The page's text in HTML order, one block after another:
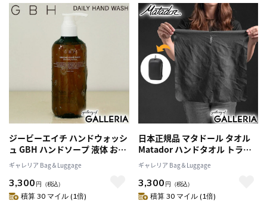
ジービーエイチ ハンドウォッシ
ュ GBH ハンドソープ 液体 おし
ゃれ ギフト シンプル ココナッ
ツ由来 デイリーハンドウォッシ
ュ スタイリッシュ ナチュラル
280ml DAILY HAND WASH
ギャレリア Bag＆Luggage
3,300 円 （税込）
積算 30 マイル (1倍)
日本正規品 マタドール タオル
Matador ハンドタオル トラベ
ルタオル ブランド 吸水 薄手 薄
い ナノファイバー ケース付き
乾燥 コンパクト アウトドア メ
ンズ レディース ナノドライ ト
ギャレリア Bag＆Luggage
3,300 円 （税込）
積算 30 マイル (1倍)